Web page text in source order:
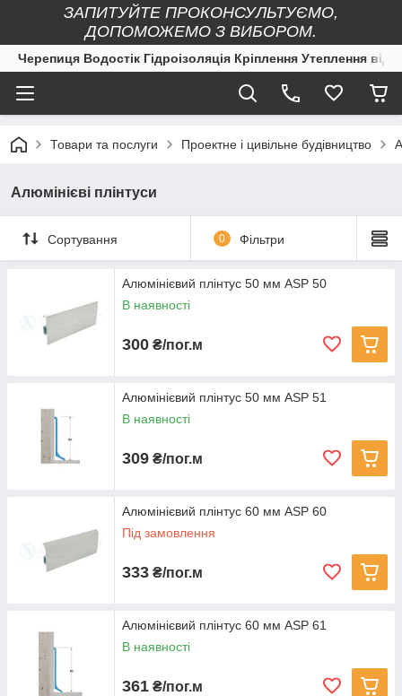
ЗАПИТУЙТЕ ПРОКОНСУЛЬТУЄМО,
ДОПОМОЖЕМО З ВИБОРОМ.
Черепиця Водостік Гідроізоляція Кріплення Утеплення
Товари та послуги Проектне і цивільне будівництво
Алюмінієві плінтуси
Сортування 0 Фільтри
Алюмінієвий плінтус 50 мм ASP 50
В наявності
300 ₴/пог.м
Алюмінієвий плінтус 50 мм ASP 51
В наявності
309 ₴/пог.м
Алюмінієвий плінтус 60 мм ASP 60
Під замовлення
333 ₴/пог.м
Алюмінієвий плінтус 60 мм ASP 61
В наявності
361 ₴/пог.м